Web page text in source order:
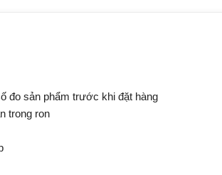
đo sản phẩm trước khi đặt hàng
trong ron